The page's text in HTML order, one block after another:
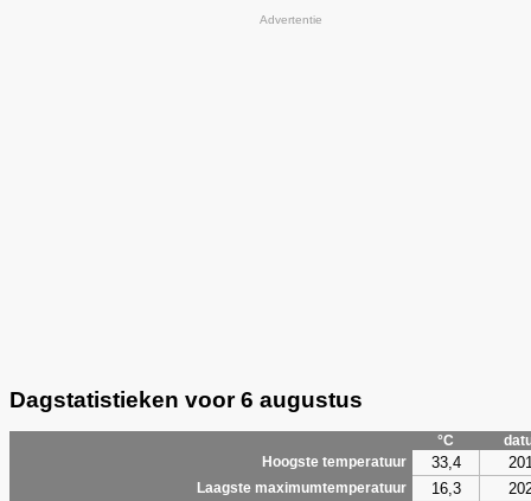
Advertentie
Dagstatistieken voor 6 augustus
°C
Hoogste temperatuur
33,4
Laagste maximumtemperatuur 16,3